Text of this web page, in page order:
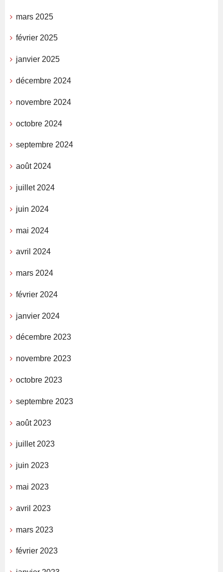
mars 2025
février 2025
janvier 2025
décembre 2024
novembre 2024
octobre 2024
septembre 2024
août 2024
juillet 2024
juin 2024
mai 2024
avril 2024
mars 2024
février 2024
janvier 2024
décembre 2023
novembre 2023
octobre 2023
septembre 2023
août 2023
juillet 2023
juin 2023
mai 2023
avril 2023
mars 2023
février 2023